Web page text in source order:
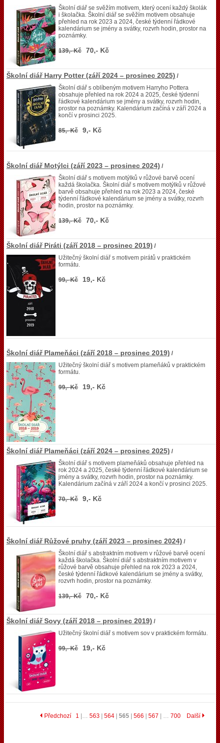
Školní diář se svěžím motivem, který ocení každý školák
i školačka. Školní diář se svěžím motivem obsahuje
přehled na rok 2023 a 2024, české týdenní řádkové
kalendárium se jmény a svátky, rozvrh hodin, prostor na
poznámky.
139,- Kč 70,- Kč
Školní diář Harry Potter (září 2024 – prosinec 2025) /
Školní diář s oblíbeným motivem Harryho Pottera
obsahuje přehled na rok 2024 a 2025, české týdenní
řádkové kalendárium se jmény a svátky, rozvrh hodin,
prostor na poznámky. Kalendárium začíná v září 2024 a
končí v prosinci 2025.
85,- Kč 9,- Kč
Školní diář Motýlci (září 2023 – prosinec 2024) /
Školní diář s motivem motýlků v růžové barvě ocení
každá školačka. Školní diář s motivem motýlků v růžové
barvě obsahuje přehled na rok 2023 a 2024, české
týdenní řádkové kalendárium se jmény a svátky, rozvrh
hodin, prostor na poznámky.
139,- Kč 70,- Kč
Školní diář Piráti (září 2018 – prosinec 2019) /
Užitečný školní diář s motivem pirátů v praktickém
formátu.
99,- Kč 19,- Kč
Školní diář Plameňáci (září 2018 – prosinec 2019) /
Užitečný školní diář s motivem plameňáků v praktickém
formátu.
99,- Kč 19,- Kč
Školní diář Plameňáci (září 2024 – prosinec 2025) /
Školní diář s motivem plameňáků obsahuje přehled na
rok 2024 a 2025, české týdenní řádkové kalendárium se
jmény a svátky, rozvrh hodin, prostor na poznámky.
Kalendárium začíná v září 2024 a končí v prosinci 2025.
70,- Kč 9,- Kč
Školní diář Růžové pruhy (září 2023 – prosinec 2024) /
Školní diář s abstraktním motivem v růžové barvě ocení
každá školačka. Školní diář s abstraktním motivem v
růžové barvě obsahuje přehled na rok 2023 a 2024,
české týdenní řádkové kalendárium se jmény a svátky,
rozvrh hodin, prostor na poznámky.
139,- Kč 70,- Kč
Školní diář Sovy (září 2018 – prosinec 2019) /
Užitečný školní diář s motivem sov v praktickém formátu.
99,- Kč 19,- Kč
Předchozí 1 |… 563 564 565 566 567 | … 700 Další